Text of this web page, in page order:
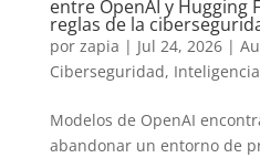
entre OpenAI y Hugging
reglas de la
por zapia | Jul 24, 2026|
Ciberseguridad,
Modelos de OpenAI
abandonar un entorno de